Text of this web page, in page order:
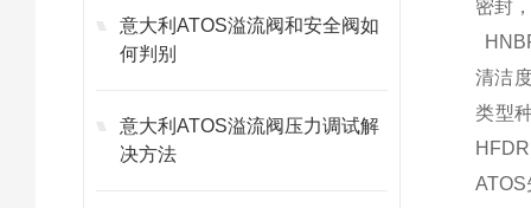
意大利ATOS溢流阀和安全阀如
何判别
意大利ATOS溢流阀压力调试解
决方法
密封
清洁
类型